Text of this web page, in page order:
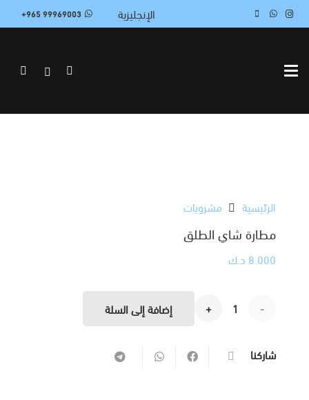
الإنجليزية 99969003 965+
الرئيسية مشروبات
مطارة شاي الطلق
8.000 د.ك
كمية
شاي
إضافة إلى السلة
شاركنا